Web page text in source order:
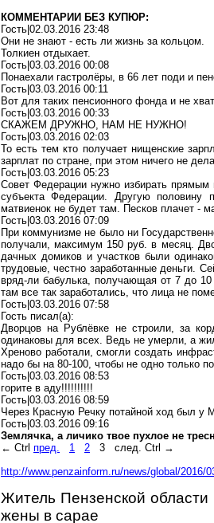
КОММЕНТАРИИ БЕЗ КУПЮР:
Гость|02.03.2016 23:48
Они не знают - есть ли жизнь за кольцом.
Толкиен отдыхает.
Гость|03.03.2016 00:08
Понаехали гастролёры, в 66 лет поди и
Гость|03.03.2016 00:11
Вот для таких пенсионного фонда и не
Гость|03.03.2016 00:33
СКАЖЕМ ДРУЖНО, НАМ НЕ НУЖНО!
Гость|03.03.2016 02:03
То естьтем кто получает нищенские
зарплат по стране, при этом ничего не
Гость|03.03.2016 05:23
Совет Федерации нужно избирать
субъекта Федерации. Другую
матвиенок не будет там. Песков плачет -
Гость|03.03.2016 07:09
При коммунизме не было ни
получали, максимум 150 руб. в месяц.
дачных домиков и участков были
трудовые, честно заработанные деньги.
вряд-ли бабулька, получающая от 7 до
там все так заработались, что лица не
Гость|03.03.2016 07:58
Гость писал(a):
Дворцов на Рублёвке не строили, за
одинаковы для всех. Ведь не умерли, а
Хреново работали, смогли создать
надо бы на 80-100, чтобы не одно только
Гость|03.03.2016 08:53
горите в аду!!!!!!!!!!
Гость|03.03.2016 08:59
Через Красную Речку потайной ход был у
Гость|03.03.2016 09:16
Землячка, а личико твое пухлое не
← Ctrl пред. 1 2 3 след. Ctrl →
http://www.penzainform.ru/news/global/
Житель Пензенской области
жены в сарае